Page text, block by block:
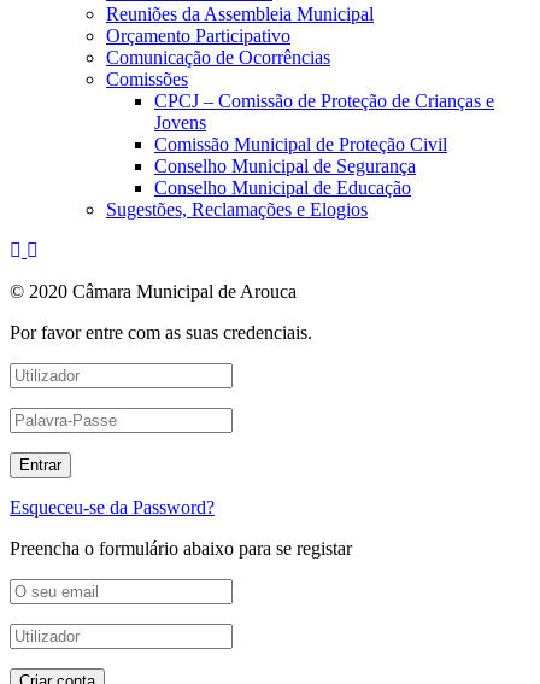
Reuniões da Assembleia Municipal
Orçamento Participativo
Comunicação de Ocorrências
Comissões
CPCJ – Comissão de Proteção de Crianças e
Jovens
Comissão Municipal de Proteção Civil
Conselho Municipal de Segurança
Conselho Municipal de Educação
Sugestões, Reclamações e Elogios
© 2020 Câmara Municipal de Arouca
Por favor entre com as suas credenciais.
Esqueceu-se da Password?
Preencha o formulário abaixo para se registar